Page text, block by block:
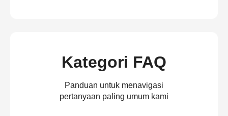
Kategori FAQ
Panduan untuk menavigasi
pertanyaan paling umum kami